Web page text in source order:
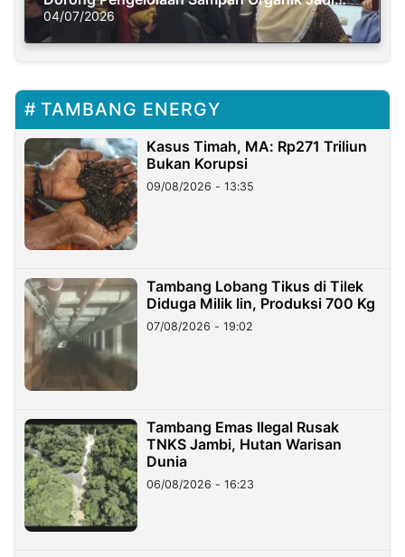
Solusi Krisis Iklim
04/07/2026
TAMBANG ENERGY
Kasus Timah, MA: Rp271 Triliun
Bukan Korupsi
09/08/2026 - 13:35
Tambang Lobang Tikus di Tilek
Diduga Milik Iin, Produksi 700 Kg
07/08/2026 - 19:02
Tambang Emas Ilegal Rusak
TNKS Jambi, Hutan Warisan
Dunia
06/08/2026 - 16:23